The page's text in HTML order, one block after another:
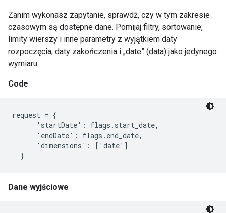
Zanim wykonasz zapytanie, sprawdź, czy w tym zakresie
czasowym są dostępne dane. Pomijaj filtry, sortowanie,
limity wierszy i inne parametry z wyjątkiem daty
rozpoczęcia, daty zakończenia i „date” (data) jako jedynego
wymiaru.
Code
request = {
      'startDate': flags.start_date,
      'endDate': flags.end_date,
      'dimensions': ['date']
Dane wyjściowe